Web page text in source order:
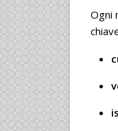
Ogni